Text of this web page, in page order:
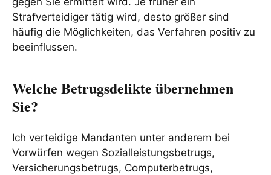
Strafverteidiger tätig wird, desto größer sind
häufig die Möglichkeiten, das Verfahren positiv zu
beeinflussen.
Welche Betrugsdelikte übernehmen
Sie?
Ich verteidige Mandanten unter anderem bei
Vorwürfen wegen Sozialleistungsbetrugs,
Versicherungsbetrugs, Computerbetrugs,